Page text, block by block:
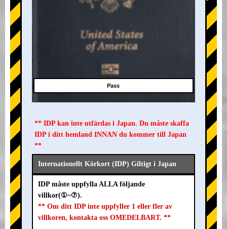
Pass
** IDP kan inte utfärdas i Japan. Du måste skaffa
IDP i ditt hemland INNAN du kommer till Japan
**
Internationellt Körkort (IDP) Giltigt i Japan
IDP måste uppfylla ALLA följande
villkor(①~⑦).
** Om ditt IDP inte uppfyller 1 eller fler av
villkoren, kontakta oss OMEDELBART. **